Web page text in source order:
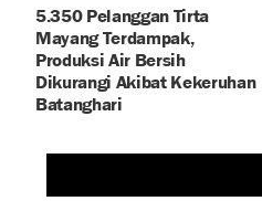
5.350 Pelanggan Tirta
Mayang Terdampak,
Produksi Air Bersih
Dikurangi Akibat Kekeruhan
Batanghari